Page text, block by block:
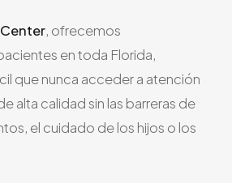
, ofrecemos
en toda Florida,
que nunca acceder a atención
alta calidad sin las barreras de
el cuidado de los hijos o los